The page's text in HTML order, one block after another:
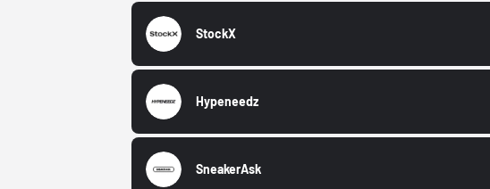
StockX
Hypeneedz
SneakerAsk